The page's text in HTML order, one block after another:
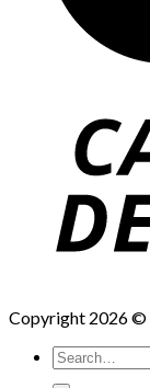
Copyright 2026 ©
Search
for: